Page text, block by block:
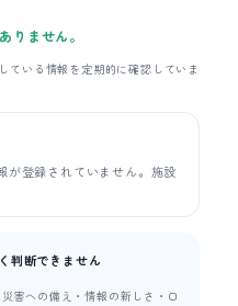
りません。
ている情報を定期的に確認していま
が登録されていません。施設
判断できません
害への備え・情報の新しさ・口